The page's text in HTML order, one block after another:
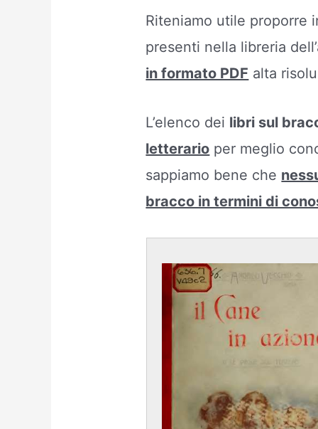
Riteniamo utile proporre
presenti nella libreria
in formato PDF alta
L’elenco dei libri sul
letterario per meglio
sappiamo bene che
bracco in termini di